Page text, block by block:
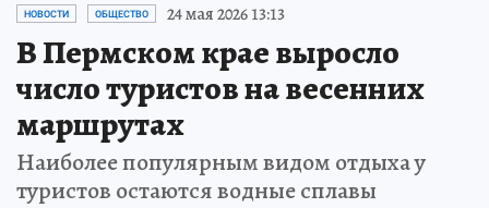
НОВОСТИ ОБЩЕСТВО 24 мая 2026 13:13
В Пермском крае выросло
число туристов на весенних
маршрутах
Наиболее популярным видом отдыха у
туристов остаются водные сплавы